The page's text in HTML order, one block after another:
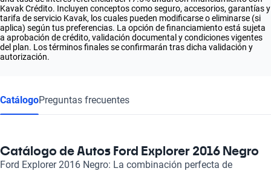
Kavak Crédito. Incluyen conceptos como seguro, accesorios, garantías y
tarifa de servicio Kavak, los cuales pueden modificarse o eliminarse (si
aplica) según tus preferencias. La opción de financiamiento está sujeta
a aprobación de crédito, validación documental y condiciones vigentes
del plan. Los términos finales se confirmarán tras dicha validación y
autorización.
CatálogoPreguntas frecuentes
Catálogo de Autos Ford Explorer 2016 Negro
Ford Explorer 2016 Negro: La combinación perfecta de